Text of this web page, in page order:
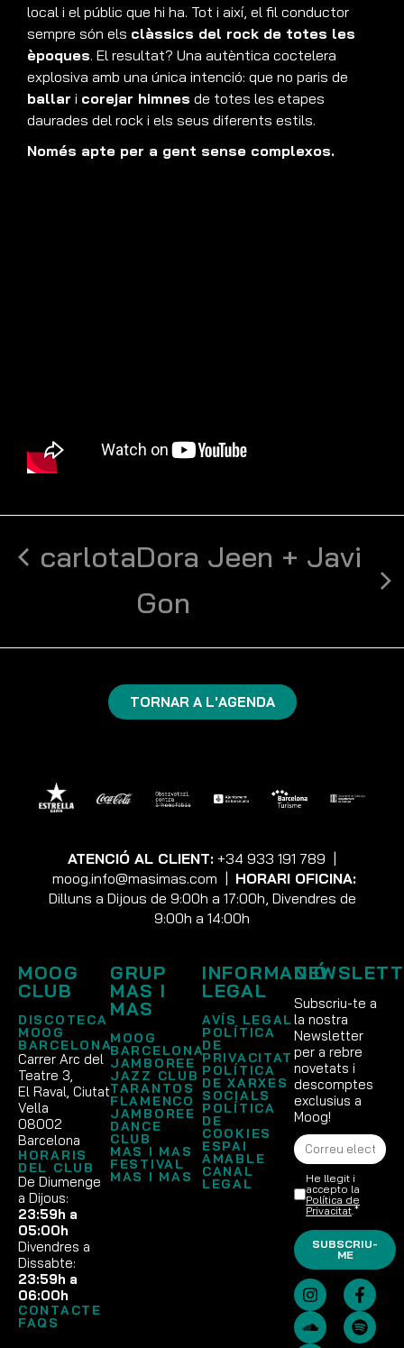
local i el públic que hi ha. Tot i així, el fil conductor
sempre són els clàssics del rock de totes les
èpoques. El resultat? Una autèntica coctelera
explosiva amb una única intenció: que no paris de
ballar i corejar himnes de totes les etapes
daurades del rock i els seus diferents estils.
Només apte per a gent sense complexos.
carlotaDora Jeen + Javi
Gon
TORNAR A L'AGENDA
ATENCIÓ AL CLIENT: +34 933 191 789 |
moog.info@masimas.com | HORARI OFICINA:
Dilluns a Dijous de 9:00h a 17:00h, Divendres de
9:00h a 14:00h
MOOG
CLUB
DISCOTECA
MOOG
BARCELONA
Carrer Arc del
Teatre 3,
El Raval, Ciutat
Vella
08002
Barcelona
HORARIS
DEL CLUB
De Diumenge
a Dijous:
23:59h a
05:00h
Divendres a
Dissabte:
23:59h a
06:00h
CONTACTE
FAQS
GRUP
MAS I
MAS
MOOG
BARCELONA
JAMBOREE
JAZZ CLUB
TARANTOS
FLAMENCO
JAMBOREE
DANCE
CLUB
MAS I MAS
FESTIVAL
MAS I MAS
INFORMACIÓ
LEGAL
AVÍS LEGAL
POLÍTICA
DE
PRIVACITAT
POLÍTICA
DE XARXES
SOCIALS
POLÍTICA
DE
COOKIES
ESPAI
AMABLE
CANAL
LEGAL
Subscriu-te a
la nostra
Newsletter
per a rebre
novetats i
descomptes
exclusius a
Moog!
He llegit i
accepto la
Política de
Privacitat.*
SUBSCRIU-
ME